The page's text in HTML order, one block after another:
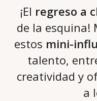
¡El regreso a
de la esquina!
estos mini-
talento,
creatividad y
a